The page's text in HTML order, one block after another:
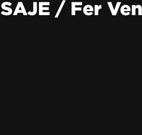
/ Fer